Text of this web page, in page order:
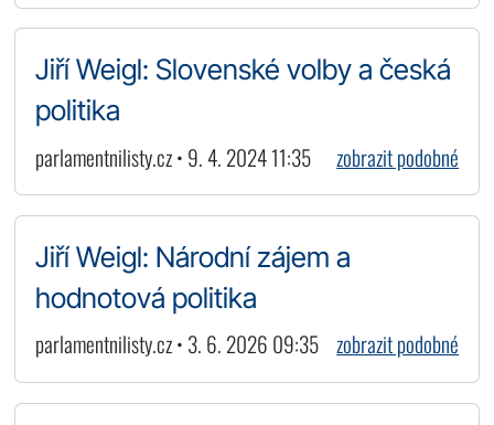
Jiří Weigl: Slovenské volby a česká
politika
parlamentnilisty.cz • 9. 4. 2024 11:35 zobrazit podobné
Jiří Weigl: Národní zájem a
hodnotová politika
parlamentnilisty.cz • 3. 6. 2026 09:35 zobrazit podobné